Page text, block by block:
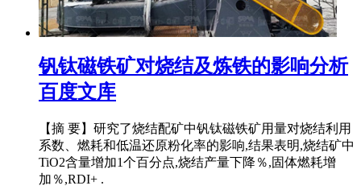
钒钛磁铁矿对烧结及炼铁的影响分析
百度文库
【摘 要】研究了烧结配矿中钒钛磁铁矿用量对烧结利用
系数、燃耗和低温还原粉化率的影响,结果表明,烧结矿中
TiO2含量增加1个百分点,烧结产量下降％,固体燃耗增
加％,RDI+ .